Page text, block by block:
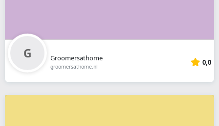
Groomersathome
groomersathome.nl 0,0